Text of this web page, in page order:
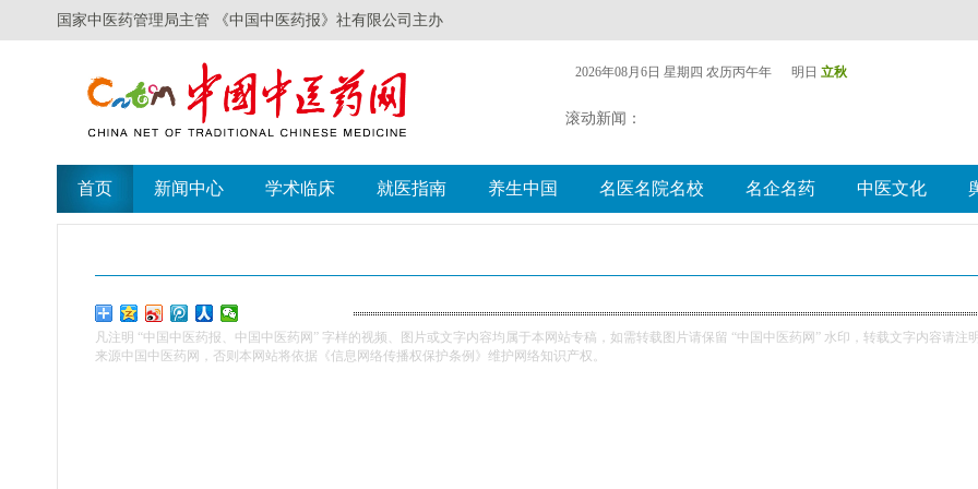
凡注明 “中国中医药报、中国中医药网” 字样的视频、图片或文字内容均属于本网站专稿，如需转载图片请保留 “中国中医药网” 水印，转载文字内容请注
来源中国中医药网，否则本网站将依据《信息网络传播权保护条例》维护网络知识产权。